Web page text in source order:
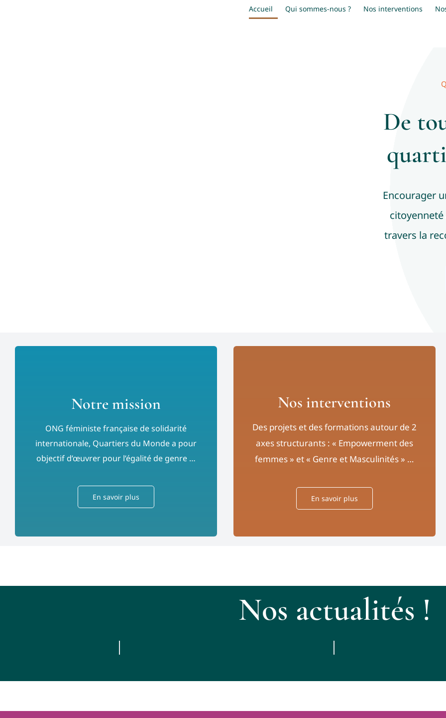
Accueil Qui sommes-nous ? Nos interventions
De
Encourager
travers la
Notre mission
ONG féministe française de solidarité
internationale, Quartiers du Monde a pour
objectif d’œuvrer pour l’égalité de genre …
En savoir plus
Nos interventions
Des projets et des formations autour de 2
axes structurants : « Empowerment des
femmes » et « Genre et Masculinités » …
En savoir plus
Nos actualités !